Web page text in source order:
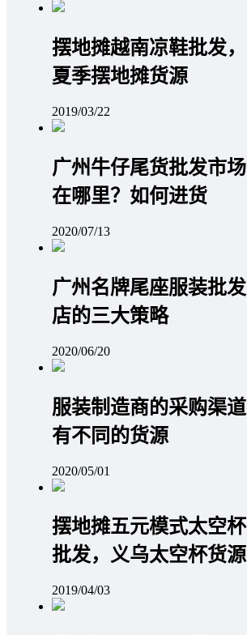
摆地摊越南凉鞋批发，
夏季摆地摊货源
2019/03/22
广州牛仔尾货批发市场
在哪里？如何进货
2020/07/13
广州名牌尾座服装批发
店的三大策略
2020/06/20
服装制造商的采购渠道
有不同的货源
2020/05/01
摆地摊五元模式太空杯
批发，义乌太空杯货源
2019/04/03